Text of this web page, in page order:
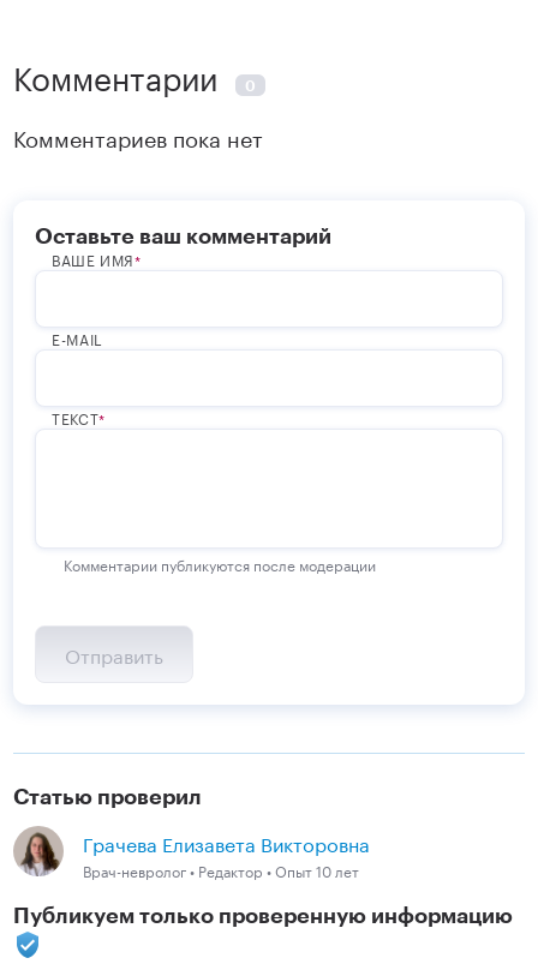
Комментарии 0
Комментариев пока нет
Оставьте ваш комментарий
ВАШЕ ИМЯ
E-MAIL
ТЕКСТ
Комментарии публикуются после модерации
Статью проверил
Грачева Елизавета Викторовна
Врач-невролог • Редактор • Опыт 10 лет
Публикуем только проверенную информацию